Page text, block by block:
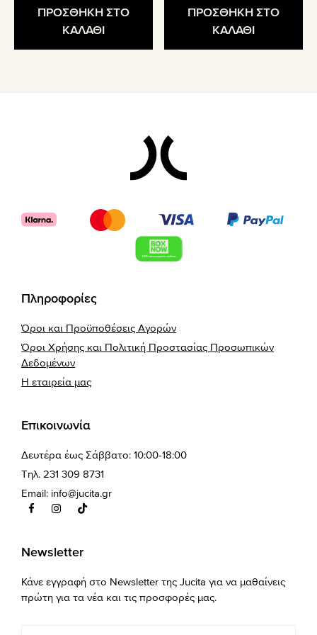
ΠΡΟΣΘΗΚΗ ΣΤΟ
ΚΑΛΑΘΙ
ΠΡΟΣΘΗΚΗ ΣΤΟ
ΚΑΛΑΘΙ
Πληροφορίες
Όροι και Προϋποθέσεις Αγορών
Όροι Χρήσης και Πολιτική Προστασίας Προσωπικών
Δεδομένων
Η εταιρεία μας
Επικοινωνία
Δευτέρα έως Σάββατο: 10:00-18:00
Τηλ. 231 309 8731
Email: info@jucita.gr
Newsletter
Κάνε εγγραφή στο Newsletter της Jucita για να μαθαίνεις
πρώτη για τα νέα και τις προσφορές μας.